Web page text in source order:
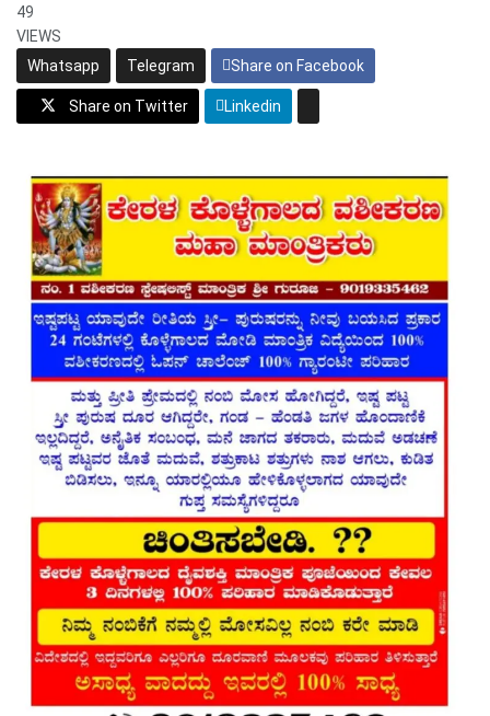
49
VIEWS
Whatsapp
Telegram Share on Facebook
Share on Twitter Linkedin